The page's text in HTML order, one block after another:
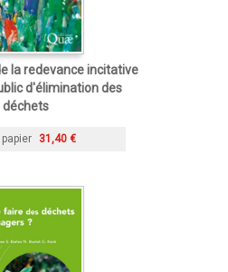
la redevance incitative
d'élimination des
déchets
papier 31,40 €